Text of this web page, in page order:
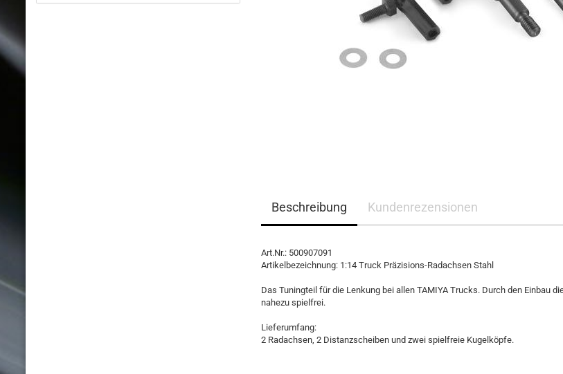
Beschreibung Kundenrezensionen
Art.Nr.: 500907091
Artikelbezeichnung: 1:14 Truck Präzisions-Radachsen Stahl
Das Tuningteil für die Lenkung bei allen TAMIYA Trucks. Durch den Einbau
nahezu spielfrei.
Lieferumfang:
2 Radachsen, 2 Distanzscheiben und zwei spielfreie Kugelköpfe.